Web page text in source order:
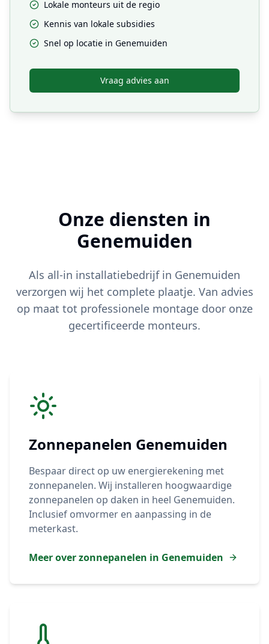
Lokale monteurs uit de regio
Kennis van lokale subsidies
Snel op locatie in Genemuiden
Vraag advies aan
Onze diensten in
Genemuiden
Als all-in installatiebedrijf in Genemuiden
verzorgen wij het complete plaatje. Van advies
op maat tot professionele montage door onze
gecertificeerde monteurs.
Zonnepanelen Genemuiden
Bespaar direct op uw energierekening met
zonnepanelen. Wij installeren hoogwaardige
zonnepanelen op daken in heel Genemuiden.
Inclusief omvormer en aanpassing in de
meterkast.
Meer over zonnepanelen in Genemuiden